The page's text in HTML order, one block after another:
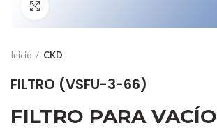
Inicio CKD
FILTRO (VSFU-3-66)
FILTRO PARA VACÍO